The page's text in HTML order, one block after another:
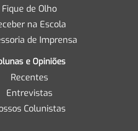
Fique de Olho
na Escola
de Imprensa
e Opiniões
Recentes
Entrevistas
Colunistas